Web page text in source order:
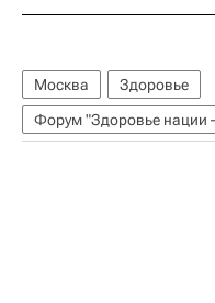
Москва
Здоровье
Форум "Здоровье нации